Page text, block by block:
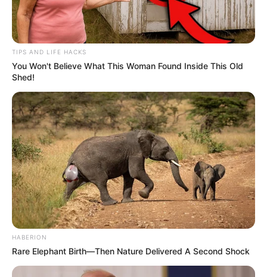
TIPS AND LIFE HACKS
You Won't Believe What This Woman Found Inside This Old
Shed!
HABERION
Rare Elephant Birth—Then Nature Delivered A Second Shock